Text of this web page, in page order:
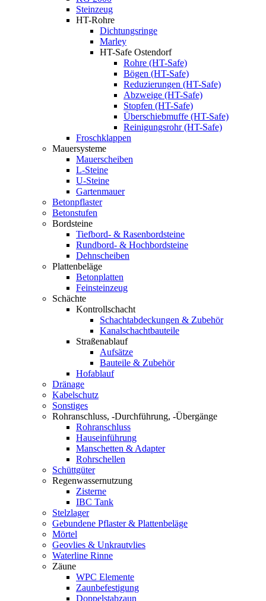
Steinzeug
HT-Rohre
Dichtungsringe
Marley
HT-Safe Ostendorf
Rohre (HT-Safe)
Bögen (HT-Safe)
Reduzierungen (HT-Safe)
Abzweige (HT-Safe)
Stopfen (HT-Safe)
Überschiebmuffe (HT-Safe)
Reinigungsrohr (HT-Safe)
Froschklappen
Mauersysteme
Mauerscheiben
L-Steine
U-Steine
Gartenmauer
Betonpflaster
Betonstufen
Bordsteine
Tiefbord- & Rasenbordsteine
Rundbord- & Hochbordsteine
Dehnscheiben
Plattenbeläge
Betonplatten
Feinsteinzeug
Schächte
Kontrollschacht
Schachtabdeckungen & Zubehör
Kanalschachtbauteile
Straßenablauf
Aufsätze
Bauteile & Zubehör
Hofablauf
Dränage
Kabelschutz
Sonstiges
Rohranschluss, -Durchführung, -Übergänge
Rohranschluss
Hauseinführung
Manschetten & Adapter
Rohrschellen
Schüttgüter
Regenwassernutzung
Zisterne
IBC Tank
Stelzlager
Gebundene Pflaster & Plattenbeläge
Mörtel
Geovlies & Unkrautvlies
Waterline Rinne
Zäune
WPC Elemente
Zaunbefestigung
Doppelstabzaun